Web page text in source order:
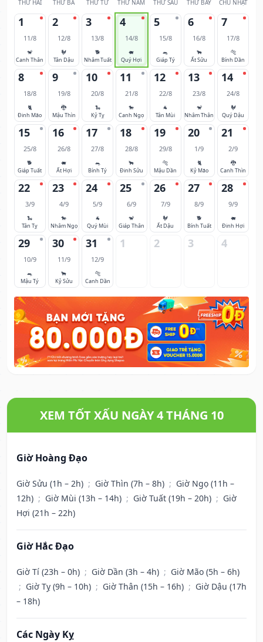
THỨ HAI THỨ BA THỨ TƯ THỨ NĂM THỨ SÁU THỨ BẢY CHỦ NHẬT
1
11/8
🐒
Canh Thân
2
12/8
🐓
Tân Dậu
3
13/8
🐕
Nhâm Tuất
4
14/8
🐖
Quý Hợi
5
15/8
🐀
Giáp Tý
6
16/8
🐂
Ất Sửu
7
17/8
🐅
Bính Dần
8
18/8
🐈
Đinh Mão
9
19/8
🐉
Mậu Thìn
10
20/8
🐍
Kỷ Tỵ
11
21/8
🐎
Canh Ngọ
12
22/8
🐐
Tân Mùi
13
23/8
🐒
Nhâm Thân
14
24/8
🐓
Quý Dậu
15
25/8
🐕
Giáp Tuất
16
26/8
🐖
Ất Hợi
17
27/8
🐀
Bính Tý
18
28/8
🐂
Đinh Sửu
19
29/8
🐅
Mậu Dần
20
1/9
🐈
Kỷ Mão
21
2/9
🐉
Canh Thìn
22
3/9
🐍
Tân Tỵ
23
4/9
🐎
Nhâm Ngọ
24
5/9
🐐
Quý Mùi
25
6/9
🐒
Giáp Thân
26
7/9
🐓
Ất Dậu
27
8/9
🐕
Bính Tuất
28
9/9
🐖
Đinh Hợi
29
10/9
🐀
Mậu Tý
30
11/9
🐂
Kỷ Sửu
31
12/9
🐅
Canh Dần
1 2 3 4
XEM TỐT XẤU NGÀY 4 THÁNG 10
Giờ Hoàng Đạo
Giờ Sửu (1h – 2h) ; Giờ Thìn (7h – 8h) ; Giờ Ngọ (11h –
12h) ; Giờ Mùi (13h – 14h) ; Giờ Tuất (19h – 20h) ; Giờ
Hợi (21h – 22h)
Giờ Hắc Đạo
Giờ Tí (23h – 0h) ; Giờ Dần (3h – 4h) ; Giờ Mão (5h – 6h)
; Giờ Tỵ (9h – 10h) ; Giờ Thân (15h – 16h) ; Giờ Dậu (17h
– 18h)
Các Ngày Kỵ